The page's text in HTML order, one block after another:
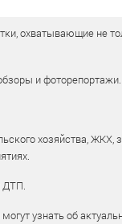
охватывающие не
и фоторепортажи.
хозяйства, ЖКХ,
ДТП.
узнать об